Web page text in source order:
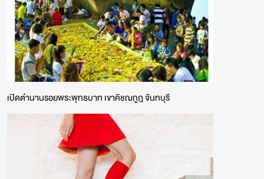
เปิดตำนานรอยพระพุทธบาท เขาคิชฌกูฎ จันทบุรี